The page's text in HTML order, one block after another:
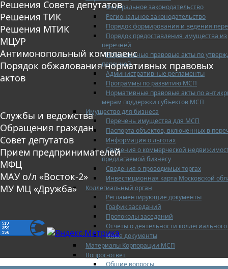
Федеральное законодательство
Региональное законодательство
Порядок формирования и ведения
Порядок предоставления имущества из
перечней
Нормативные правовые акты по
перечней
Административные регламенты
Программы по развитию МСП
Нормативные правовые акты по
мерам поддержки субъектов МСП
Имущество для бизнеса
Перечень имущества для МСП
Паспорта объектов, включенных в
Информация о льготах
Сведения о коммерческой
предлагаемой бизнесу
Сведения о проводимых торгах
Инвестиционная карта Московской
Коллегиальный орган
Регламентирующие документы
График заседаний
Протоколы заседаний
Отчеты о деятельности
Иные документы
Материалы Корпорации МСП
Вопрос-ответ
Общие вопросы
Решения Совета депутатов
Решения ТИК
Решения МТИК
МЦУР
Антимонопольный комплаенс
Порядок обжалования нормативных правовых
актов
Службы и ведомства
Обращения граждан
Совет депутатов
Прием предпринимателей
МФЦ
МАУ о/л «Восток-2»
МУ МЦ «Дружба»